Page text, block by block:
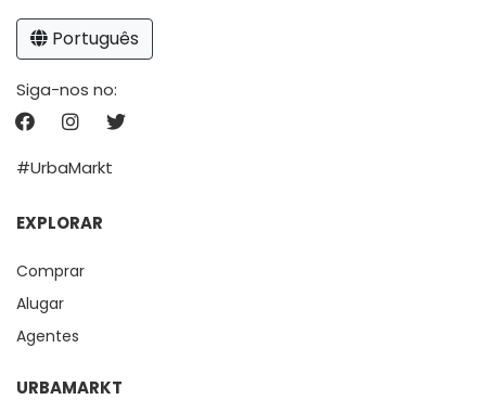
Português
Siga-nos no:
#UrbaMarkt
EXPLORAR
Comprar
Alugar
Agentes
URBAMARKT